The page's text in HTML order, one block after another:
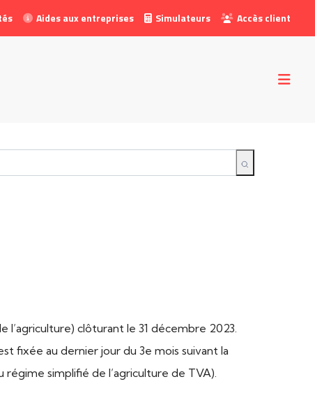
Aides aux entreprises Simulateurs Accès client
clôturant le 31 décembre 2023.
fixée au dernier jour du 3e mois suivant la
simplifié de l’agriculture de TVA).